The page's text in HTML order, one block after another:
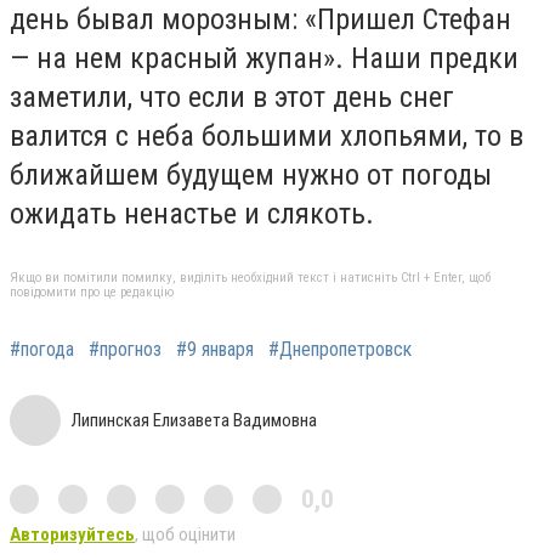
день бывал морозным: «Пришел Стефан
— на нем красный жупан». Наши предки
заметили, что если в этот день снег
валится с неба большими хлопьями, то в
ближайшем будущем нужно от погоды
ожидать ненастье и слякоть.
Якщо ви помітили помилку, виділіть необхідний текст і натисніть Ctrl + Enter, щоб
повідомити про це редакцію
#погода #прогноз #9 января #Днепропетровск
Липинская Елизавета Вадимовна
0,0
Авторизуйтесь, щоб оцінити